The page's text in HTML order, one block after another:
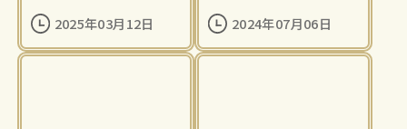
2025年03月12日 2024年07月06日